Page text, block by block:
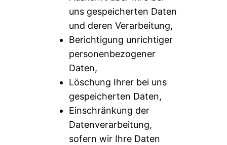
uns gespeicherten Daten
und deren Verarbeitung,
Berichtigung unrichtiger
personenbezogener
Daten,
Löschung Ihrer bei uns
gespeicherten Daten,
Einschränkung der
Datenverarbeitung,
sofern wir Ihre Daten